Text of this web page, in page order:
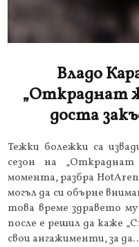
Владо
„Откраднат
доста
Тежки болежки са
сезон на
момента, разбра
могъл да си обърне
това време здравето
после е решил да каже
свои ангажименти, за